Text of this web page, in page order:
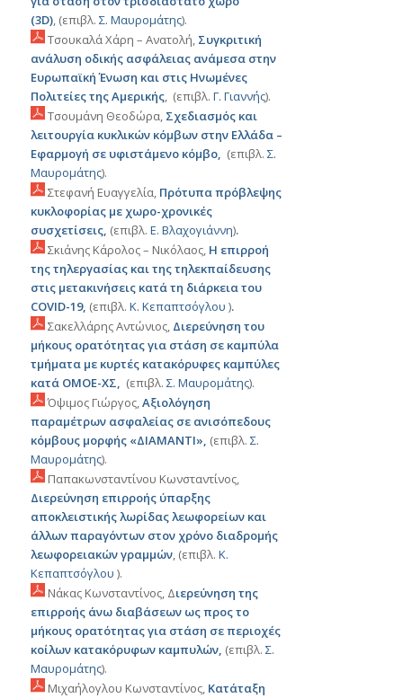
(3D), (επιβλ. Σ. Μαυρομάτης).
Τσουκαλά Χάρη – Ανατολή, Συγκριτική
ανάλυση οδικής ασφάλειας ανάμεσα στην
Ευρωπαϊκή Ένωση και στις Ηνωμένες
Πολιτείες της Αμερικής, (επιβλ. Γ. Γιαννής).
Τσουμάνη Θεοδώρα, Σχεδιασμός και
λειτουργία κυκλικών κόμβων στην Ελλάδα –
Εφαρμογή σε υφιστάμενο κόμβο, (επιβλ. Σ.
Μαυρομάτης).
Στεφανή Ευαγγελία, Πρότυπα πρόβλεψης
κυκλοφορίας με χωρο-χρονικές
συσχετίσεις, (επιβλ. Ε. Βλαχογιάννη).
Σκιάνης Κάρολος – Νικόλαος, Η επιρροή
της τηλεργασίας και της τηλεκπαίδευσης
στις μετακινήσεις κατά τη διάρκεια του
COVID-19, (επιβλ. Κ. Κεπαπτσόγλου ).
Σακελλάρης Αντώνιος, Διερεύνηση του
μήκους ορατότητας για στάση σε καμπύλα
τμήματα με κυρτές κατακόρυφες καμπύλες
κατά ΟΜΟΕ-ΧΣ, (επιβλ. Σ. Μαυρομάτης).
Όψιμος Γιώργος,Αξιολόγηση
παραμέτρων ασφαλείας σε ανισόπεδους
κόμβους μορφής «ΔΙΑΜΑΝΤΙ», (επιβλ. Σ.
Μαυρομάτης).
Παπακωνσταντίνου Κωνσταντίνος,
Διερεύνηση επιρροής ύπαρξης
αποκλειστικής λωρίδας λεωφορείων και
άλλων παραγόντων στον χρόνο διαδρομής
λεωφορειακών γραμμών, (επιβλ. Κ.
Κεπαπτσόγλου ).
Νάκας Κωνσταντίνος, Διερεύνηση της
επιρροής άνω διαβάσεων ως προς το
μήκους ορατότητας για στάση σε περιοχές
κοίλων κατακόρυφων καμπυλών, (επιβλ. Σ.
Μαυρομάτης).
Μιχαήλογλου Κωνσταντίνος, Κατάταξη